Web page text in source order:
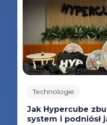
Technologie
Jak Hypercube
system i podniósł